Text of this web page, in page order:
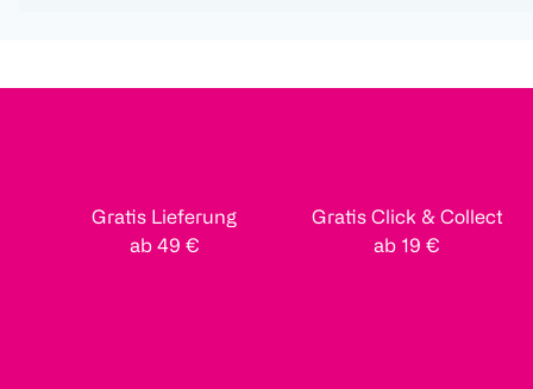
Gratis Lieferung
ab 49 €
Gratis Click & Collect
ab 19 €